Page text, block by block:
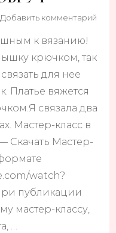
Добавить комментарийк
к вязанию!
крючком, так
для нее
Платье вяжется
связала два
Мастер-класс в
Скачать Мастер-
watch?
публикации
мастер-классу,
…